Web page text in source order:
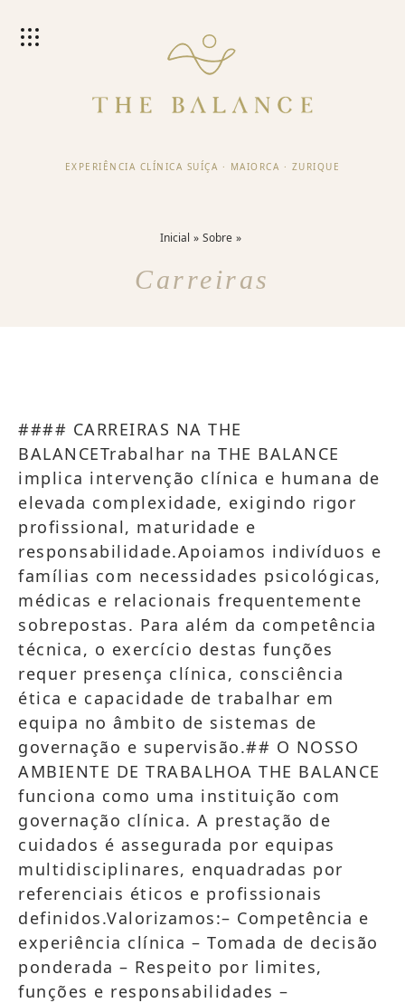
EXPERIÊNCIA CLÍNICA SUÍÇA · MAIORCA · ZURIQUE
Inicial Sobre
Carreiras
#### CARREIRAS NA THE
BALANCETrabalhar na THE BALANCE
implica intervenção clínica e humana de
elevada complexidade, exigindo rigor
profissional, maturidade e
responsabilidade.Apoiamos indivíduos e
famílias com necessidades psicológicas,
médicas e relacionais frequentemente
sobrepostas. Para além da competência
técnica, o exercício destas funções
requer presença clínica, consciência
ética e capacidade de trabalhar em
equipa no âmbito de sistemas de
governação e supervisão.## O NOSSO
AMBIENTE DE TRABALHOA THE BALANCE
funciona como uma instituição com
governação clínica. A prestação de
cuidados é assegurada por equipas
multidisciplinares, enquadradas por
referenciais éticos e profissionais
definidos.Valorizamos:– Competência e
experiência clínica – Tomada de decisão
ponderada – Respeito por limites,
funções e responsabilidades –